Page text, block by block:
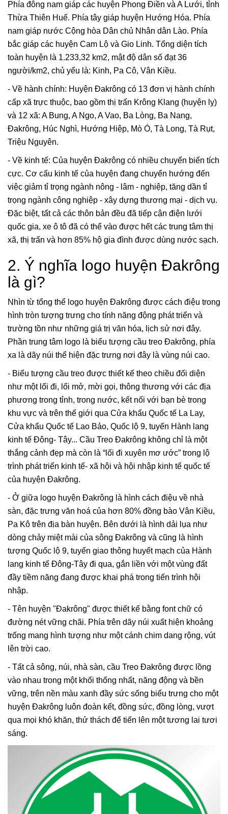
Phía đông nam giáp các huyện Phong Điền và A Lưới, tỉnh
Thừa Thiên Huế. Phía tây giáp huyện Hướng Hóa. Phía
nam giáp nước Cộng hòa Dân chủ Nhân dân Lào. Phía
bắc giáp các huyện Cam Lộ và Gio Linh. Tổng diện tích
toàn huyện là 1.233,32 km2, mật độ dân số đạt 36
người/km2, chủ yếu là: Kinh, Pa Cô, Vân Kiều.
- Về hành chính: Huyện Đakrông có 13 đơn vị hành chính
cấp xã trực thuộc, bao gồm thị trấn Krông Klang (huyện lỵ)
và 12 xã: A Bung, A Ngo, A Vao, Ba Lòng, Ba Nang,
Đakrông, Húc Nghì, Hướng Hiệp, Mò Ó, Tà Long, Tà Rụt,
Triệu Nguyên.
- Về kinh tế: Của huyện Đakrông có nhiều chuyển biến tích
cực. Cơ cấu kinh tế của huyện đang chuyển hướng đến
việc giảm tỉ trọng ngành nông - lâm - nghiệp, tăng dần tỉ
trọng ngành công nghiệp - xây dựng thương mại - dịch vụ.
Đặc biệt, tất cả các thôn bản đều đã tiếp cận điện lưới
quốc gia, xe ô tô đã có thể vào được hết các trung tâm thị
xã, thị trấn và hơn 85% hộ gia đình được dùng nước sạch.
2. Ý nghĩa logo huyện Đakrông
là gì?
Nhìn từ tổng thể logo huyện Đakrông được cách điệu trong
hình tròn tượng trưng cho tính năng động phát triển và
trường tồn như những giá trị văn hóa, lịch sử nơi đây.
Phần trung tâm logo là biểu tượng cầu treo Đakrông, phía
xa là dãy núi thể hiện đặc trưng nơi đây là vùng núi cao.
- Biểu tượng cầu treo được thiết kế theo chiều đối diện
như một lối đi, lối mở, mời gọi, thông thương với các địa
phương trong tỉnh, trong nước, kết nối với bạn bè trong
khu vực và trên thế giới qua Cửa khẩu Quốc tế La Lay,
Cửa khẩu Quốc tế Lao Bảo, Quốc lộ 9, tuyến Hành lang
kinh tế Đông- Tây... Cầu Treo Đakrông không chỉ là một
thắng cảnh đẹp mà còn là “lối đi xuyên mơ ước” trong lộ
trình phát triển kinh tế- xã hội và hội nhập kinh tế quốc tế
của huyện Đakrông.
- Ở giữa logo huyện Đakrông là hình cách điệu về nhà
sàn, đặc trưng văn hoá của hơn 80% đồng bào Vân Kiều,
Pa Kô trên địa bàn huyện. Bên dưới là hình dải lụa như
dòng chảy miệt mài của sông Đakrông và cũng là hình
tượng Quốc lộ 9, tuyến giao thông huyết mạch của Hành
lang kinh tế Đông-Tây đi qua, gắn liền với một vùng đất
đầy tiềm năng đang được khai phá trong tiến trình hội
nhập.
- Tên huyện "Đakrông" được thiết kế bằng font chữ có
đường nét vững chãi. Phía trên dãy núi xuất hiện khoảng
trống mang hình tượng như một cánh chim dang rộng, vút
lên trời cao.
- Tất cả sông, núi, nhà sàn, cầu Treo Đakrông được lồng
vào nhau trong một khối thống nhất, năng động và bền
vững, trên nền màu xanh đầy sức sống biểu trưng cho một
huyện Đakrông luôn đoàn kết, đồng sức, đồng lòng, vượt
qua mọi khó khăn, thử thách để tiến lên một tương lai tươi
sáng.